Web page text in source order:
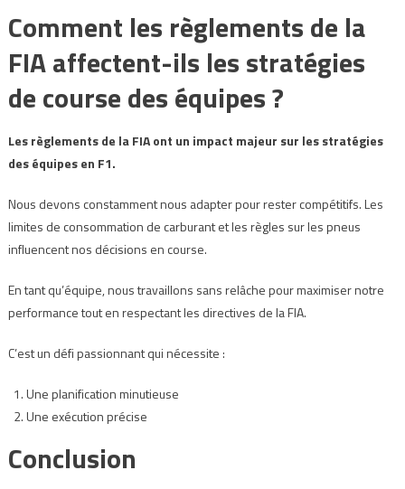
Comment les règlements de la
FIA affectent-ils les stratégies
de course des équipes ?
Les règlements de la FIA ont un impact majeur sur les stratégies
des équipes en F1.
Nous devons constamment nous adapter pour rester compétitifs. Les
limites de consommation de carburant et les règles sur les pneus
influencent nos décisions en course.
En tant qu’équipe, nous travaillons sans relâche pour maximiser notre
performance tout en respectant les directives de la FIA.
C’est un défi passionnant qui nécessite :
Une planification minutieuse
Une exécution précise
Conclusion